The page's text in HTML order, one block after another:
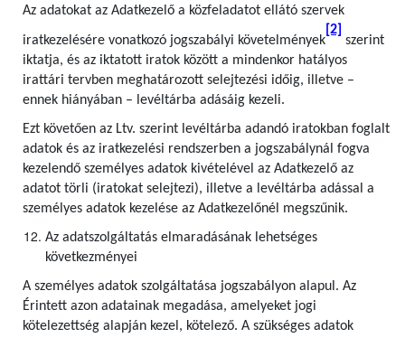
Az adatokat az Adatkezelő a közfeladatot ellátó szervek
iratkezelésére vonatkozó jogszabályi követelmények
[2]
szerint
iktatja, és az iktatott iratok között a mindenkor hatályos
irattári tervben meghatározott selejtezési időig, illetve –
ennek hiányában – levéltárba adásáig kezeli.
Ezt követően az Ltv. szerint levéltárba adandó iratokban foglalt
adatok és az iratkezelési rendszerben a jogszabálynál fogva
kezelendő személyes adatok kivételével az Adatkezelő az
adatot törli (iratokat selejtezi), illetve a levéltárba adással a
személyes adatok kezelése az Adatkezelőnél megszűnik.
Az adatszolgáltatás elmaradásának lehetséges
következményei
A személyes adatok szolgáltatása jogszabályon alapul. Az
Érintett azon adatainak megadása, amelyeket jogi
kötelezettség alapján kezel, kötelező. A szükséges adatok